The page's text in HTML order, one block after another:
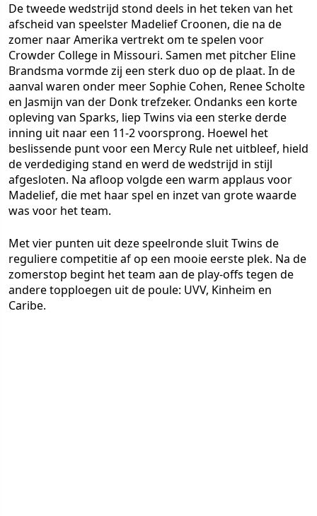
De tweede wedstrijd stond deels in het teken van het
afscheid van speelster Madelief Croonen, die na de
zomer naar Amerika vertrekt om te spelen voor
Crowder College in Missouri. Samen met pitcher Eline
Brandsma vormde zij een sterk duo op de plaat. In de
aanval waren onder meer Sophie Cohen, Renee Scholte
en Jasmijn van der Donk trefzeker. Ondanks een korte
opleving van Sparks, liep Twins via een sterke derde
inning uit naar een 11-2 voorsprong. Hoewel het
beslissende punt voor een Mercy Rule net uitbleef, hield
de verdediging stand en werd de wedstrijd in stijl
afgesloten. Na afloop volgde een warm applaus voor
Madelief, die met haar spel en inzet van grote waarde
was voor het team.
Met vier punten uit deze speelronde sluit Twins de
reguliere competitie af op een mooie eerste plek. Na de
zomerstop begint het team aan de play-offs tegen de
andere topploegen uit de poule: UVV, Kinheim en
Caribe.